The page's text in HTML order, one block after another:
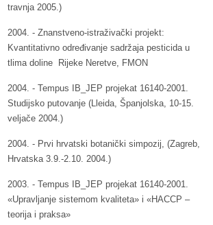
travnja 2005.)
2004. - Znanstveno-istraživački projekt:
Kvantitativno određivanje sadržaja pesticida u
tlima doline Rijeke Neretve, FMON
2004. - Tempus IB_JEP projekat 16140-2001.
Studijsko putovanje (Lleida, Španjolska, 10-15.
veljače 2004.)
2004. - Prvi hrvatski botanički simpozij, (Zagreb,
Hrvatska 3.9.-2.10. 2004.)
2003. - Tempus IB_JEP projekat 16140-2001.
«Upravljanje sistemom kvaliteta» i «HACCP –
teorija i praksa»